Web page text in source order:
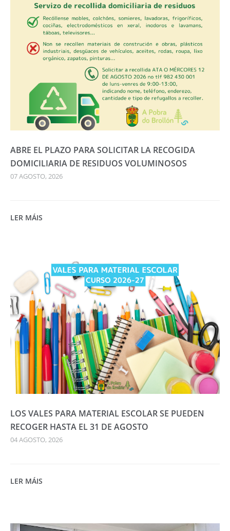
ABRE EL PLAZO PARA SOLICITAR LA RECOGIDA
DOMICILIARIA DE RESIDUOS VOLUMINOSOS
07 AGOSTO, 2026
LER MÁIS
LOS VALES PARA MATERIAL ESCOLAR SE PUEDEN
RECOGER HASTA EL 31 DE AGOSTO
04 AGOSTO, 2026
LER MÁIS